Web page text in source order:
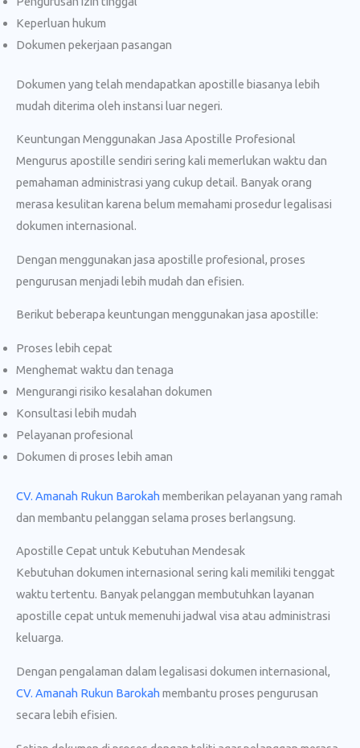
Keperluan hukum
Dokumen pekerjaan pasangan
Dokumen yang telah mendapatkan apostille biasanya lebih
mudah diterima oleh instansi luar negeri.
Keuntungan Menggunakan Jasa Apostille Profesional
Mengurus apostille sendiri sering kali memerlukan waktu dan
pemahaman administrasi yang cukup detail. Banyak orang
merasa kesulitan karena belum memahami prosedur legalisasi
dokumen internasional.
Dengan menggunakan jasa apostille profesional, proses
pengurusan menjadi lebih mudah dan efisien.
Berikut beberapa keuntungan menggunakan jasa apostille:
Proses lebih cepat
Menghemat waktu dan tenaga
Mengurangi risiko kesalahan dokumen
Konsultasi lebih mudah
Pelayanan profesional
Dokumen di proses lebih aman
CV. Amanah Rukun Barokah memberikan pelayanan yang ramah
dan membantu pelanggan selama proses berlangsung.
Apostille Cepat untuk Kebutuhan Mendesak
Kebutuhan dokumen internasional sering kali memiliki tenggat
waktu tertentu. Banyak pelanggan membutuhkan layanan
apostille cepat untuk memenuhi jadwal visa atau administrasi
keluarga.
Dengan pengalaman dalam legalisasi dokumen internasional,
CV. Amanah Rukun Barokah membantu proses pengurusan
secara lebih efisien.